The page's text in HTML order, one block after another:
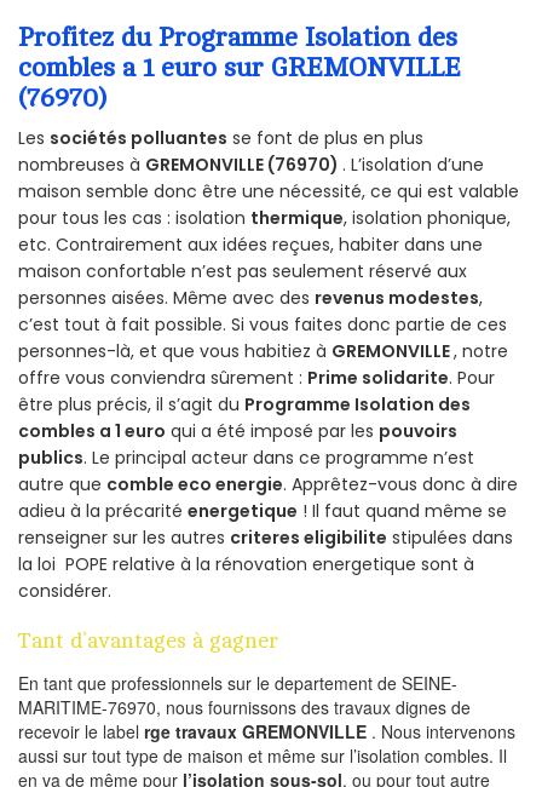
Profitez du Programme Isolation des
combles a 1 euro sur GREMONVILLE
(76970)
Les sociétés polluantes se font de plus en plus
nombreuses à GREMONVILLE (76970) . L’isolation d’une
maison semble donc être une nécessité, ce qui est valable
pour tous les cas : isolation thermique, isolation phonique,
etc. Contrairement aux idées reçues, habiter dans une
maison confortable n’est pas seulement réservé aux
personnes aisées. Même avec des revenus modestes,
c’est tout à fait possible. Si vous faites donc partie de ces
personnes-là, et que vous habitiez à GREMONVILLE, notre
offre vous conviendra sûrement : Prime solidarite. Pour
être plus précis, il s’agit du Programme Isolation des
combles a 1 euro qui a été imposé par les pouvoirs
publics. Le principal acteur dans ce programme n’est
autre que comble eco energie. Apprêtez-vous donc à dire
adieu à la précarité energetique ! Il faut quand même se
renseigner sur les autres criteres eligibilite stipulées dans
la loi POPE relative à la rénovation energetique sont à
considérer.
Tant d’avantages à gagner
En tant que professionnels sur le departement de SEINE-
MARITIME-76970, nous fournissons des travaux dignes de
recevoir le label rge travaux GREMONVILLE . Nous intervenons
aussi sur tout type de maison et même sur l’isolation combles. Il
en va de même pour l’isolation sous-sol, ou pour tout autre